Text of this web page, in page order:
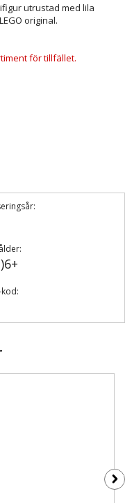
utrustad med lila
original.
för tillfället.
kod: